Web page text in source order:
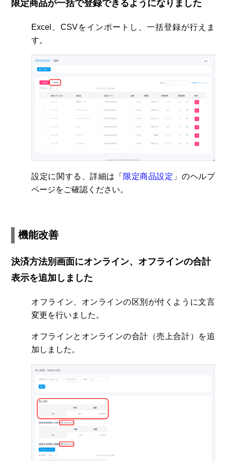
限定商品が一括で登録できるようになりました
Excel、CSVをインポートし、一括登録が行えま
す。
設定に関する、詳細は「限定商品設定 」のヘルプ
ページをご確認ください。
機能改善
決済方法別画面にオンライン、オフラインの合計
表示を追加しました
オフライン、オンラインの区別が付くように文言
変更を行いました。
オフラインとオンラインの合計（売上合計）を追
加しました。